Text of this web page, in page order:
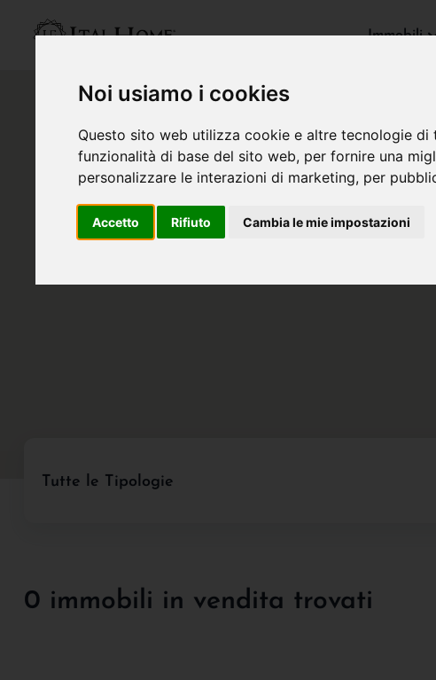
Noi usiamo i cookies
Questo sito web utilizza cookie e altre tecnologie
funzionalità di base del sito web, per fornire una
personalizzare le interazioni di marketing, per
Accetto Rifiuto Cambia le mie impostazioni
Immobili
Tutte le Tipologie
0 immobili in vendita trovati